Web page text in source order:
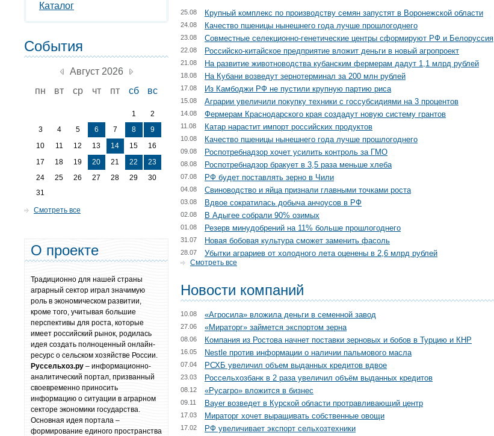
Крупный комплекс по производству семян запустят в Воронежской области
25.08
Качество пшеницы нынешнего года лучше прошлогоднего
24.08
Совместные селекционно-генетические центры сформируют РФ и Белоруссия
23.08
Российско-китайское предприятие вложит деньги в новый агропроект
22.08
На развитие животноводства кубанским фермерам дадут 1,1 млрд рублей
21.08
На Кубани возведут зернотерминал за 200 млн рублей
18.08
Из Камбоджи РФ не пустили крупную партию риса
17.08
Аграрии увеличили покупку техники с госсубсидиями на 3 процентов
15.08
Фермерам Краснодарского края создадут новую систему грантов
14.08
Катар нарастит импорт российских продуктов
11.08
Качество пшеницы нынешнего года лучше прошлогоднего
10.08
Роспотребнадзор хочет усилить контроль за ГМО
09.08
Роспотребнадзор бракует в 3,5 раза меньше хлеба
08.08
РФ будет поставлять зерно в Чили
07.08
Свиноводство и яйца признали главными точками роста
04.08
Вдвое сократилась добыча анчоусов в РФ
03.08
В Адыгее собрали 90% озимых
02.08
Резерв минудобрений на 11% больше прошлогоднего
01.08
Новая бобовая культура сможет заменить фасоль
31.07
Убытки аграриев от холодного лета оценены в 2,6 млрд рублей
28.07
Смотреть все
Новости компаний
«Агросила» вложила деньги в семенной завод
10.08
«Мираторг» займется экспортом зерна
27.06
Компания из Ростова начнет поставки зерновых и бобов в Турцию и КНР
08.06
Nestle против информации о наличии пальмового масла
16.05
РСХБ увеличил объем выданных кредитов вдвое
07.04
Россельхозбанк в 2 раза увеличил объём выданных кредитов
23.03
«Русагро» вложится в бизнес
08.12
Bayer возведет в Курской области протравливающий центр
09.11
Мираторг хочет выращивать собственные овощи
17.03
РФ увеличивает экспорт сельхозтехники
17.02
Каталог
События
Август 2026
пн
вт ср чт пт сб вс
1
2
3
4 5 6 7 8
9
10
11 12 13 14 15
16
17
18 19 20 21 22
23
24
25 26 27 28 29
30
31
Смотреть все
О проекте
Традиционно для нашей страны
аграрный сектор играл значимую
роль в экономическом развитии,
кроме того, учитывая большие
перспективы для роста, которые
имеет российский рынок, родилась
идея создать полноценный онлайн-
ресурс о сельском хозяйстве России.
Руссельхоз.ру – информационно-
аналитический портал, призванный
своевременно приносить
информацию о ситуации в аграрном
секторе экономики государства.
Основная идея портала –
формирование единого пространства